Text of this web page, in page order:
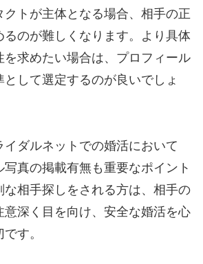
クトが主体となる場合、相手の正
るのが難しくなります。より具体
を求めたい場合は、プロフィール
して選定するのが良いでしょ
イダルネットでの婚活において
真の掲載有無も重要なポイント
な相手探しをされる方は、相手の
意深く目を向け、安全な婚活を心
す。